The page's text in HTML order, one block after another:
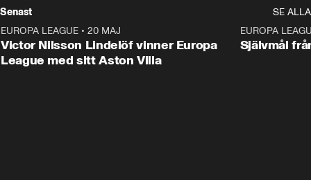
Senast
SE ALLA
EUROPA LEAGUE • 20 MAJ
Victor Nilsson Lindelöf vinner Europa
League med sitt Aston Villa
EUROPA
Självmål